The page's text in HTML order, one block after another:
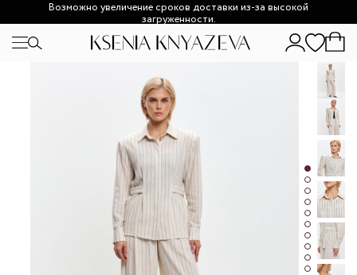
Возможно увеличение сроков доставки из-за высокой
загруженности.